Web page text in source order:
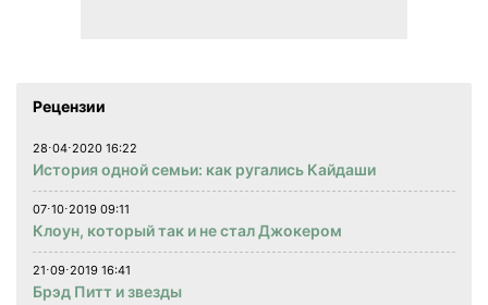
Рецензии
28⋅04⋅2020 16:22
История одной семьи: как ругались Кайдаши
07⋅10⋅2019 09:11
Клоун, который так и не стал Джокером
21⋅09⋅2019 16:41
Брэд Питт и звезды